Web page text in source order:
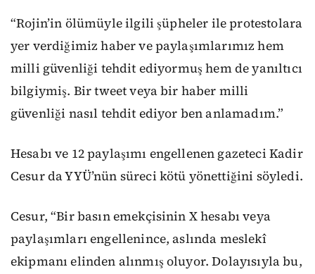
“Rojin’in ölümüyle ilgili şüpheler ile protestolara
yer verdiğimiz haber ve paylaşımlarımız hem
milli güvenliği tehdit ediyormuş hem de yanıltıcı
bilgiymiş. Bir tweet veya bir haber milli
güvenliği nasıl tehdit ediyor ben anlamadım.”
Hesabı ve 12 paylaşımı engellenen gazeteci Kadir
Cesur da YYÜ’nün süreci kötü yönettiğini söyledi.
Cesur, “Bir basın emekçisinin X hesabı veya
paylaşımları engellenince, aslında meslekî
ekipmanı elinden alınmış oluyor. Dolayısıyla bu,